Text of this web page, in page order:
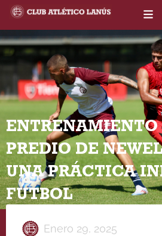
contenido
ENTRENAMIENTO
PREDIO DE
UNA PRÁCTICA
FÚTBOL
Enero 29, 2025